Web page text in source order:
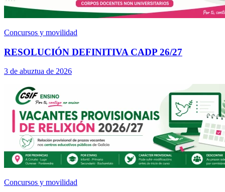
Concursos y movilidad
RESOLUCIÓN DEFINITIVA CADP 26/27
3 de abuztua de 2026
Concursos y movilidad